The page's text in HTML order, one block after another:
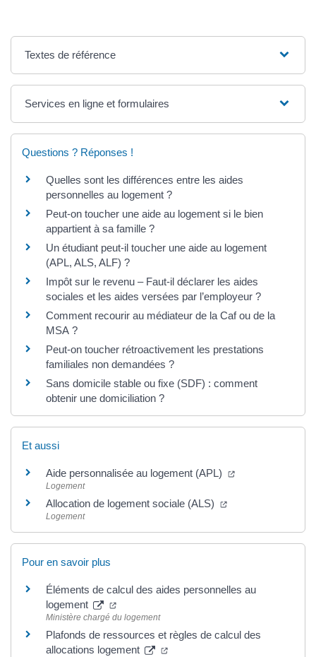
Textes de référence
Services en ligne et formulaires
Questions ? Réponses !
Quelles sont les différences entre les aides
personnelles au logement ?
Peut-on toucher une aide au logement si le bien
appartient à sa famille ?
Un étudiant peut-il toucher une aide au logement
(APL, ALS, ALF) ?
Impôt sur le revenu – Faut-il déclarer les aides
sociales et les aides versées par l’employeur ?
Comment recourir au médiateur de la Caf ou de la
MSA ?
Peut-on toucher rétroactivement les prestations
familiales non demandées ?
Sans domicile stable ou fixe (SDF) : comment
obtenir une domiciliation ?
Et aussi
Aide personnalisée au logement (APL)
Logement
Allocation de logement sociale (ALS)
Logement
Pour en savoir plus
Éléments de calcul des aides personnelles au
logement
Ministère chargé du logement
Plafonds de ressources et règles de calcul des
allocations logement